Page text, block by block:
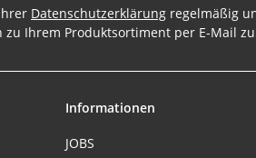
Datenschutzerklärung regelmäßig
Ihrem Produktsortiment per E-Mail
Informationen
JOBS